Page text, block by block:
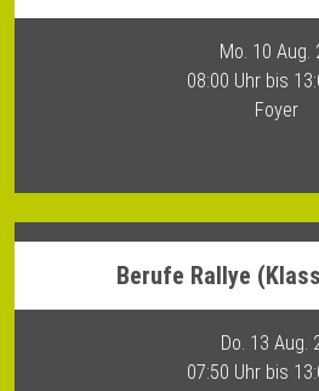
Mo. 10 Aug.
08:00 Uhr bis
Foyer
Berufe Rallye
Do. 13 Aug.
07:50 Uhr bis